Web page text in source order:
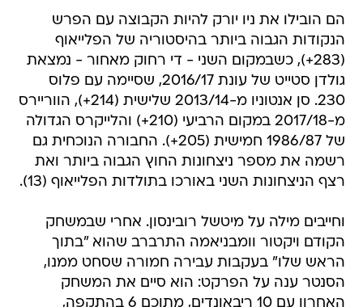
הם הובילו את ניו יורק להיות הקבוצה עם הפרש
הנקודות הגבוה ביותר בהיסטוריה של הפלייאוף
(283+), כשבמקום השני - די רחוק מאחור - נמצאת
גולדן סטייט של עונת 2016/17, שסיימה עם פלוס
230. סן אנטוניו מ-2013/14 שלישית (214+), הווריירס
מ-2017/18 במקום הרביעי (210+) והלייקרס הגדולה
של 1986/87 חמישית (205+). החבורה הנוכחית גם
רשמה את מספר ניצחונות החוץ הגבוה ביותר ואת
רצף הניצחונות השני באורכו בתולדות הפלייאוף (13).
וחייבים מילה על מיטשל רובינסון. אחרי שבמשחק
הקודם ויקטור וומבניאמה התרברב שהוא "בתוך
הראש שלו" בעקבות עבירה חמורה שסחט ממנו,
הסנטר ענה על הפרקט: הוא סיים את המשחק
האחרון עם 10 ריבאונדים, מתוכם 6 בהתקפה,